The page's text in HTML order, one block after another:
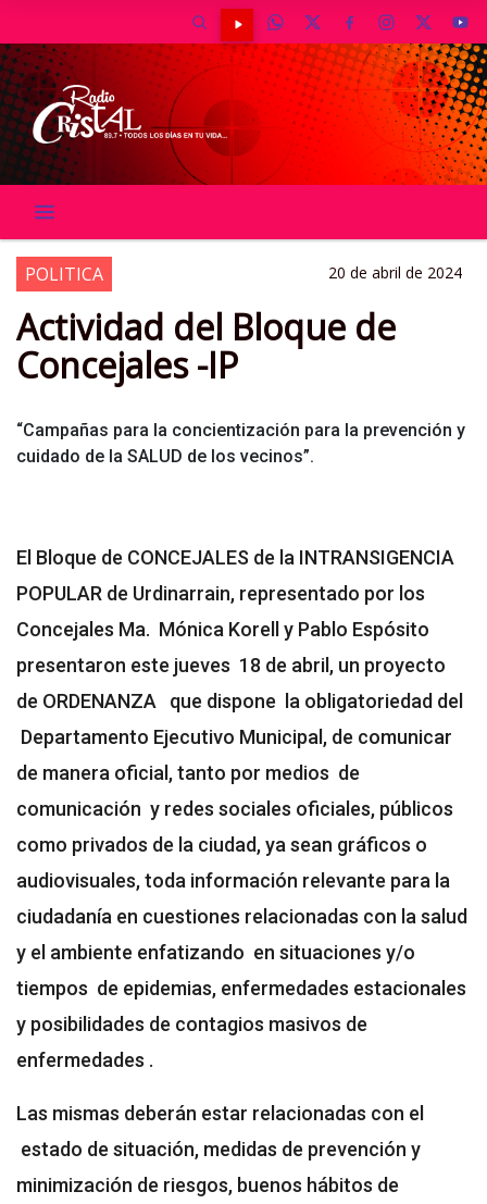
POLITICA 20 de abril de 2024
Actividad del Bloque de
Concejales -IP
“Campañas para la concientización para la prevención y
cuidado de la SALUD de los vecinos”.
El Bloque de CONCEJALES de la INTRANSIGENCIA
POPULAR de Urdinarrain, representado por los
Concejales Ma. Mónica Korell y Pablo Espósito
presentaron este jueves 18 de abril, un proyecto
de ORDENANZA que dispone la obligatoriedad del
Departamento Ejecutivo Municipal, de comunicar
de manera oficial, tanto por medios de
comunicación y redes sociales oficiales, públicos
como privados de la ciudad, ya sean gráficos o
audiovisuales, toda información relevante para la
ciudadanía en cuestiones relacionadas con la salud
y el ambiente enfatizando en situaciones y/o
tiempos de epidemias, enfermedades estacionales
y posibilidades de contagios masivos de
enfermedades .
Las mismas deberán estar relacionadas con el
estado de situación, medidas de prevención y
minimización de riesgos, buenos hábitos de